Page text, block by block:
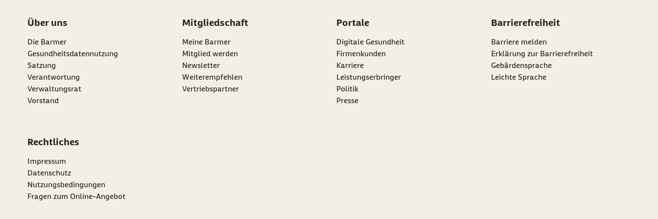
Über uns
Die Barmer
Gesundheitsdatennutzung
Satzung
Verantwortung
Verwaltungsrat
Vorstand
Mitgliedschaft
Meine Barmer
Mitglied werden
Newsletter
externer Link:
Weiterempfehlen
Vertriebspartner
Portale
Digitale Gesundheit
Firmenkunden
Karriere
Leistungserbringer
Politik
Presse
Barrierefreiheit
Barriere melden
Erklärung zur Barrierefreiheit
Gebärdensprache
Leichte Sprache
Rechtliches
Impressum
Datenschutz
Nutzungsbedingungen
Fragen zum Online-Angebot